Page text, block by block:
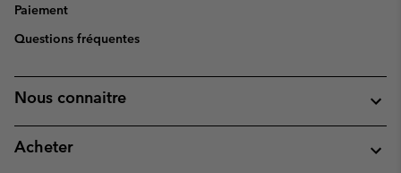
Paiement
Questions fréquentes
Nous connaitre
Acheter